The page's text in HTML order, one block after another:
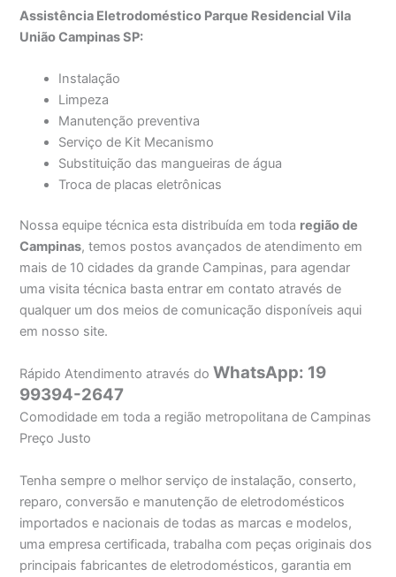
Assistência Eletrodoméstico Parque Residencial Vila
União Campinas SP:
Instalação
Limpeza
Manutenção preventiva
Serviço de Kit Mecanismo
Substituição das mangueiras de água
Troca de placas eletrônicas
Nossa equipe técnica esta distribuída em toda região de
Campinas, temos postos avançados de atendimento em
mais de 10 cidades da grande Campinas, para agendar
uma visita técnica basta entrar em contato através de
qualquer um dos meios de comunicação disponíveis aqui
em nosso site.
Rápido Atendimento através do WhatsApp: 19
99394-2647
Comodidade em toda a região metropolitana de Campinas
Preço Justo
Tenha sempre o melhor serviço de instalação, conserto,
reparo, conversão e manutenção de eletrodomésticos
importados e nacionais de todas as marcas e modelos,
uma empresa certificada, trabalha com peças originais dos
principais fabricantes de eletrodomésticos, garantia em